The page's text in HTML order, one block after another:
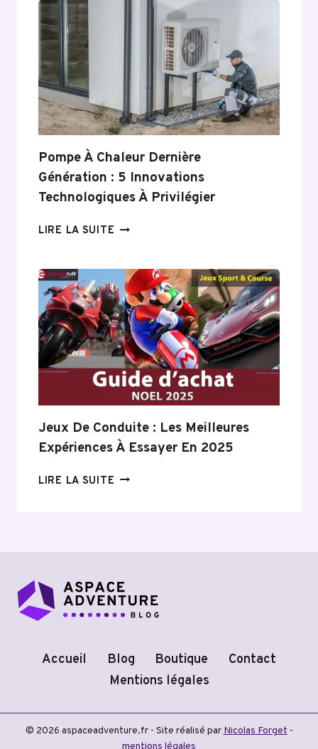
SYSTÈMES
CHAUFFAGE
CONNECTÉS
Pompe À Chaleur Dernière
Génération : 5 Innovations
Technologiques À Privilégier
LIRE LA SUITE POMPE
DERNIÈRE
GÉNÉRATION :
5
INNOVATIONS
TECHNOLOGIQUES
À
PRIVILÉGIER
Jeux De Conduite : Les Meilleures
Expériences À Essayer En 2025
LIRE LA SUITE JEUX
À
ESSAYER
Accueil Blog Boutique
Contact
Mentions légales
© 2026 aspaceadventure.fr - Site réalisé par Nicolas Forget -
mentions légales